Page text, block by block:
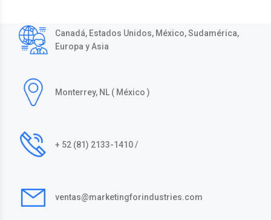
Canadá, Estados Unidos, México, Sudamérica,
Europa y Asia
Monterrey, NL ( México )
+ 52 (81) 2133-1410 /
ventas@marketingforindustries.com